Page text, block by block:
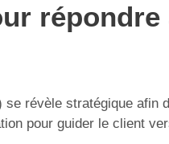
répondre
se révèle stratégique afin
pour guider le client